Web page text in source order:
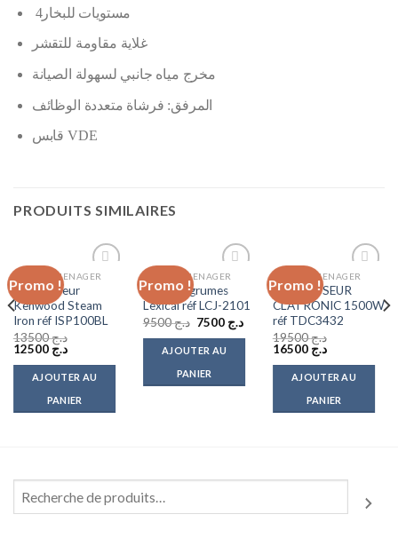
4مستويات للبخار
غلاية مقاومة للتقشر
مخرج مياه جانبي لسهولة الصيانة
المرفق: فرشاة متعددة الوظائف
قابس VDE
PRODUITS SIMILAIRES
Promo !
Add to
ELECTROMENAGER
Fer à Vapeur
Kenwood Steam
Iron réf ISP100BL
د.ج13500
Le
initial
était :
د.ج 13500.
د.ج 12500
Le
actuel
est :
AJOUTER AU
PANIER
Promo !
Add to
wishlist
ELECTROMENAGER
Presse Agrumes
Lexical réf LCJ-2101
د.ج9500
Le
initial
était :
د.ج 7500
Le
actuel
د.ج 7500.
AJOUTER AU
PANIER
Promo !
Add to
wishlist
ELECTROMENAGER
DEFROISSEUR
CLATRONIC 1500W
réf TDC3432
د.ج19500
Le
initial
était :
د.ج 19500.
د.ج 16500
Le
actuel
est :
AJOUTER AU
PANIER